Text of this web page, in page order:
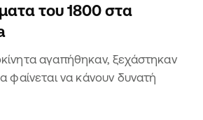
του 1800 στα
αγαπήθηκαν, ξεχάστηκαν
φαίνεται να κάνουν δυνατή